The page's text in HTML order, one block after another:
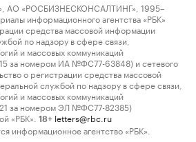
«РОСБИЗНЕСКОНСАЛТИНГ», 1995–
информационного агентства «РБК»
средства массовой информации
по надзору в сфере связи,
и массовых коммуникаций
за номером ИА №ФС77-63848) и сетевого
о регистрации средства массовой
службой по надзору в сфере связи,
и массовых коммуникаций
за номером ЭЛ №ФС77-82385)
«РБК».
18+ letters@rbc.ru
информационное агентство «РБК».